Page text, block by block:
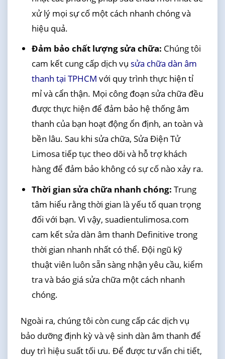
xử lý mọi sự cố một cách nhanh chóng và
hiệu quả.
Đảm bảo chất lượng sửa chữa: Chúng tôi
cam kết cung cấp dịch vụ sửa chữa dàn âm
thanh tại TPHCM với quy trình thực hiện tỉ
mỉ và cẩn thận. Mọi công đoạn sửa chữa đều
được thực hiện để đảm bảo hệ thống âm
thanh của bạn hoạt động ổn định, an toàn và
bền lâu. Sau khi sửa chữa, Sửa Điện Tử
Limosa tiếp tục theo dõi và hỗ trợ khách
hàng để đảm bảo không có sự cố nào xảy ra.
Thời gian sửa chữa nhanh chóng: Trung
tâm hiểu rằng thời gian là yếu tố quan trọng
đối với bạn. Vì vậy, suadientulimosa.com
cam kết sửa dàn âm thanh Definitive trong
thời gian nhanh nhất có thể. Đội ngũ kỹ
thuật viên luôn sẵn sàng nhận yêu cầu, kiểm
tra và báo giá sửa chữa một cách nhanh
chóng.
Ngoài ra, chúng tôi còn cung cấp các dịch vụ
bảo dưỡng định kỳ và vệ sinh dàn âm thanh để
duy trì hiệu suất tối ưu. Để được tư vấn chi tiết,